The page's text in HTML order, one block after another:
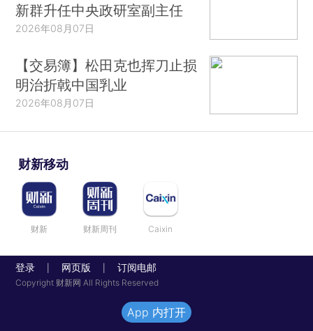
新群升任中央政研室副主任
2026年08月07日
【交易簿】松田克也挥刀止损
明治折戟中国乳业
2026年08月07日
财新移动
财新 财新周刊 Caixin
登录 网页版 订阅电邮
Copyright 财新网 All Rights Reserved
App 内打开